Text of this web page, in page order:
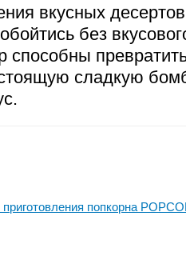
вкусных
без
способны
сладкую
попкорна